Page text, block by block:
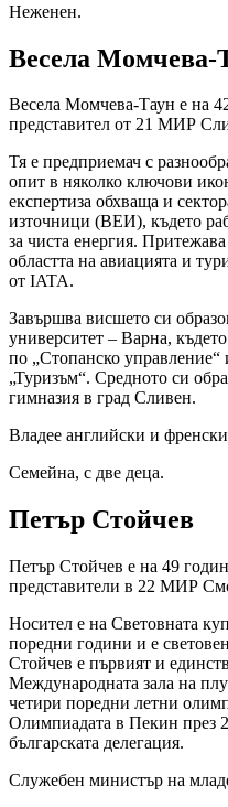
Неженен.
Весела Момчева-
Весела Момчева-Таун е на
представител от 21 МИР
Тя е предприемач с
опит в няколко ключови
експертиза обхваща и
източници (ВЕИ), където
за чиста енергия.
областта на авиацията и
от IATA.
Завършва висшето си
университет – Варна,
по „Стопанско управление“
„Туризъм“. Средното си
гимназия в град Сливен.
Владее английски и
Семейна, с две деца.
Петър Стойчев
Петър Стойчев е на 49
представители в 22 МИР
Носител е на Световната
поредни години и е
Стойчев е първият и
Международната зала на
четири поредни летни
Олимпиадата в Пекин през
българската делегация.
Служебен министър на